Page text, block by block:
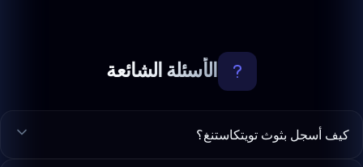
الأسئلة الشائعة
كيف أسجل بثوث تويتكاستنغ؟